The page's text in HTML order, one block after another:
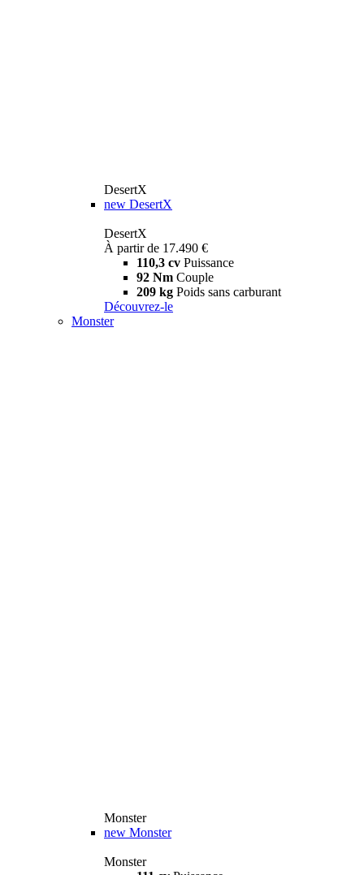
DesertX
new DesertX
DesertX
À partir de 17.490 €
110,3 cv Puissance
92 Nm Couple
209 kg Poids sans carburant
Découvrez-le
Monster
Monster
new Monster
Monster